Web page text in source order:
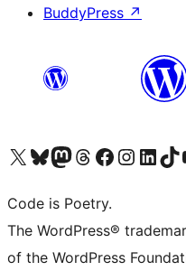
BuddyPress ↗
Visita il nostro account X (ex Twitter)
Visita il nostro account Bluesky
Visita il nostro account Mastodon
Visita il nostro account Threads
Visita la nostra pagina
Visita il nostro
Visita il nostro
Visita il
Code is Poetry.
The WordPress®
of the WordPress